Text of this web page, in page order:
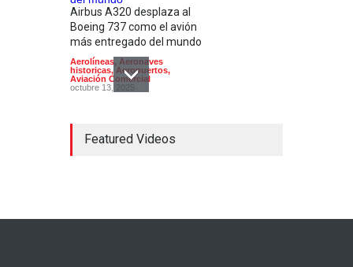
Airbus A320 desplaza al
Boeing 737 como el avión
más entregado del mundo
Aerolíneas, Aeronaves
historicas, Aeropuertos,
Aviación Comercial
octubre 13, 2025
sostenible X-66 de la NASA
Featured Videos